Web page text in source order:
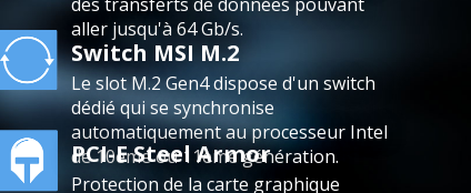
aller jusqu'à 64 Gb/s.
Switch MSI M.2
Le slot M.2 Gen4 dispose d'un switch
dédié qui se synchronise
automatiquement au processeur Intel
de 10ème ou 11ème génération.
PCI-E Steel Armor
Protection de la carte graphique